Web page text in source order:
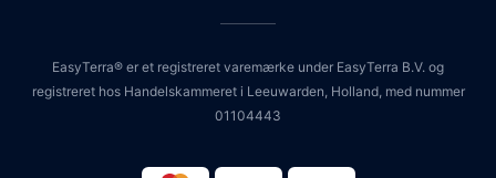
EasyTerra® er et registreret varemærke under EasyTerra B.V. og
registreret hos Handelskammeret i Leeuwarden, Holland, med nummer
01104443